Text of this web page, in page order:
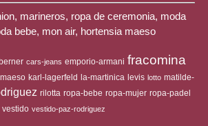
marineros, ropa de ceremonia, moda
bebe, mon air, hortensia maeso
cars-jeans emporio-armani fracomina
karl-lagerfeld la-martinica levis lotto matilde-
rilotta ropa-bebe ropa-mujer ropa-padel
vestido vestido-paz-rodriguez